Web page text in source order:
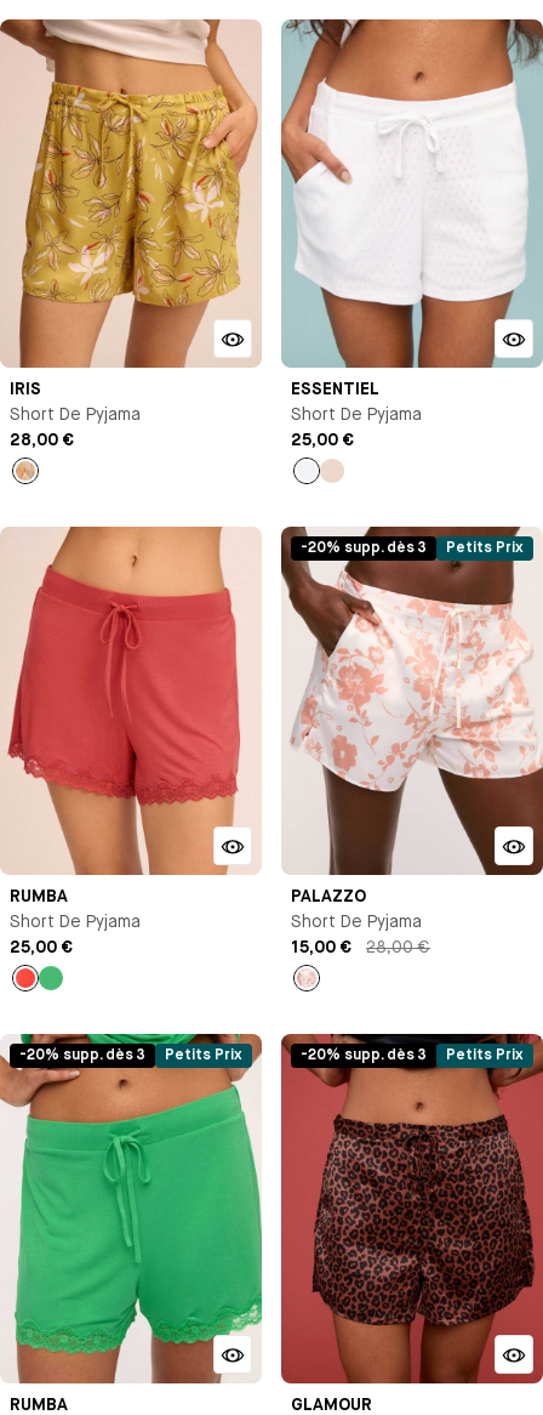
IRIS
Short De Pyjama
28,00 €
Imprimé
ESSENTIEL
Short De Pyjama
25,00 €
Blanc
RUMBA
Short De Pyjama
25,00 €
-20% supp. dès 3 Petits Prix
PALAZZO
Short De Pyjama
15,00 €
28,00 €
-20% supp. dès 3 Petits Prix
RUMBA
-20% supp. dès 3 Petits Prix
GLAMOUR